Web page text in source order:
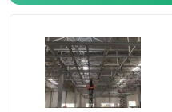
वाणिज्यिक स्टील फ्रेम बिल्डिंग